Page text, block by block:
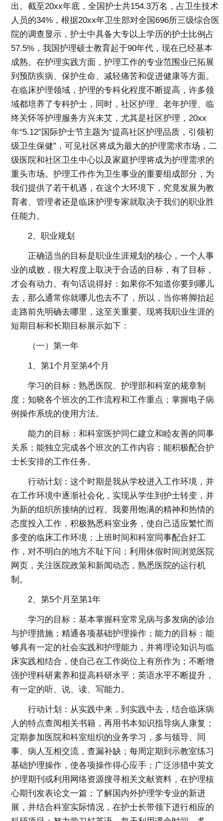
出。截至20xx年底，全国护士共154.3万名，占卫生技术
人员的34%，根据20xx年卫生部对全国696所三级综合医
院的调查显示，护士中具备大专以上学历的护士比例占
57.5%，我国护理硕士教育起于90年代，现在已经基本
成熟。在护理实践方面，护理工作的专业范围业已拓展
到预防疾病、保护生命、减轻痛苦和促进健康等方面。
在临床护理领域，护理的专科化程度不断提高，许多领
域都培养了专科护士，同时，社区护理、老年护理、临
终关怀等护理服务方兴未艾，尤其是社区护理，20xx
年“5.12”国际护士节主题为“提高社区护理品质，引领初
级卫生保健”，可见社区将成为最大的护理需求市场，二
级医院和社区卫生中心以及家庭护理将成为护理需求的
重头市场。护理工作作为卫生事业的重要组成部分，为
我们提供了若干机遇，在这个大环境下，究竟发展为教
育者、管理者还是临床护理专家就取决于我们的职业胜
任能力。
2、职业规划
正确适当的目标是职业生涯规划的核心，一个人事
业的成败，很大程度上取决于合适的目标，有了目标，
才会有动力。有句话说得好：如果你不知道你要到哪儿
去，那么通常你就哪儿也去不了，所以，当你将脚抬起
走路前先明确去哪里，这至关重要。现将我职业生涯的
短期目标和长期目标展示如下：
（一）第一年
1、第1个月至第4个月
学习的目标：熟悉医院、护理部和科室的规章制
度；知晓各个班次的工作流程和工作重点；掌握电子病
例操作系统的使用方法。
能力的目标：和科室医护同仁建立和睦友善的同事
关系；能独立完成各个班次的工作内容；能积极配合护
士长安排的工作任务。
行动计划：这个时期是我从学校进入工作环境，并
在工作环境中逐渐社会化，实现从学生到护士转变，并
为新的组织所接纳的过程。我要用饱满的精神和热情的
态度投入工作，积极熟悉科室业务，使自己适应繁忙而
多变的临床工作环境；上班时间和科室同事配合好工
作，对不明白的地方不耻下问；利用休假时间浏览医院
网页，关注医院政策和新闻动态，熟悉医院的运行机
制。
2、第5个月至第1年
学习的目标：基本掌握科室常见病与多发病的诊治
与护理措施；精通各项基础护理操作；能力的目标：能
够具有一定的社会实践和护理能力，并将理论知识与临
床实践相结合，使自己在工作岗位上有所作为；不断增
强护理科研素养和提高科研水平；英语水平不断提升，
有一定的听、说、读、写能力。
行动计划：从实践中来，到实践中去，结合临床病
人的特点查阅相关书籍，再用书本知识指导病人康复；
定期参加医院和科室组织的业务学习，多与领导、同
事、病人互相交流，查漏补缺；每周定期到示教室练习
基础护理操作，使各项操作得心应手；广泛涉猎中英文
护理期刊或利用网络资源搜寻相关文献资料，在护理核
心期刊发表论文一篇；了解国内外护理学专业的新进
展，并结合科室实际情况，在护士长带领下进行相应的